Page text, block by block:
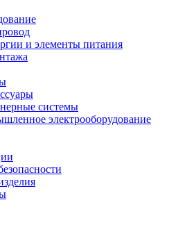
и элементы питания
системы
электрооборудование